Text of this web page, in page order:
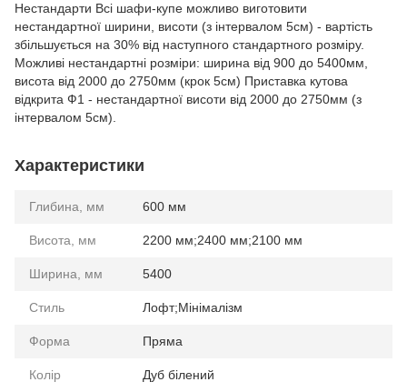
Нестандарти Всі шафи-купе можливо виготовити
нестандартної ширини, висоти (з інтервалом 5см) - вартість
збільшується на 30% від наступного стандартного розміру.
Можливі нестандартні розміри: ширина від 900 до 5400мм,
висота від 2000 до 2750мм (крок 5см) Приставка кутова
відкрита Ф1 - нестандартної висоти від 2000 до 2750мм (з
інтервалом 5см).
Характеристики
Глибина, мм 600 мм
Висота, мм 2200 мм;2400 мм;2100 мм
Ширина, мм 5400
Стиль Лофт;Мінімалізм
Форма Пряма
Колір Дуб білений